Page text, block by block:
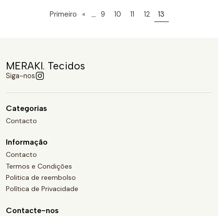
Primeiro « ... 9 10 11 12 13
MERAKI. Tecidos
Siga-nos
Categorias
Contacto
Informação
Contacto
Termos e Condições
Politica de reembolso
Política de Privacidade
Contacte-nos